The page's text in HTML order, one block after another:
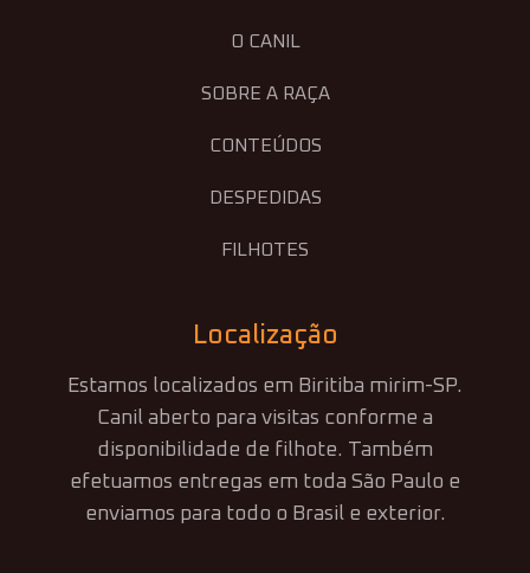
O CANIL
SOBRE A RAÇA
CONTEÚDOS
DESPEDIDAS
FILHOTES
Localização
Estamos localizados em Biritiba mirim-SP.
Canil aberto para visitas conforme a
disponibilidade de filhote. Também
efetuamos entregas em toda São Paulo e
enviamos para todo o Brasil e exterior.